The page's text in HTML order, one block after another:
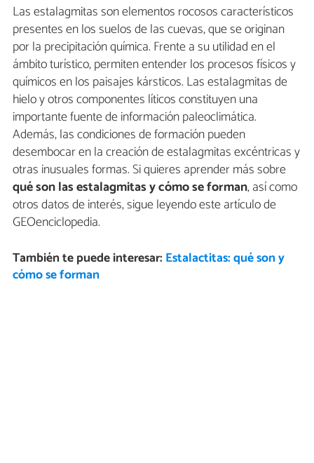
Las estalagmitas son elementos rocosos característicos
presentes en los suelos de las cuevas, que se originan
por la precipitación química. Frente a su utilidad en el
ámbito turístico, permiten entender los procesos físicos y
químicos en los paisajes kársticos. Las estalagmitas de
hielo y otros componentes líticos constituyen una
importante fuente de información paleoclimática.
Además, las condiciones de formación pueden
desembocar en la creación de estalagmitas excéntricas y
otras inusuales formas. Si quieres aprender más sobre
qué son las estalagmitas y cómo se forman, así como
otros datos de interés, sigue leyendo este artículo de
GEOenciclopedia.
También te puede interesar: Estalactitas: qué son y
cómo se forman